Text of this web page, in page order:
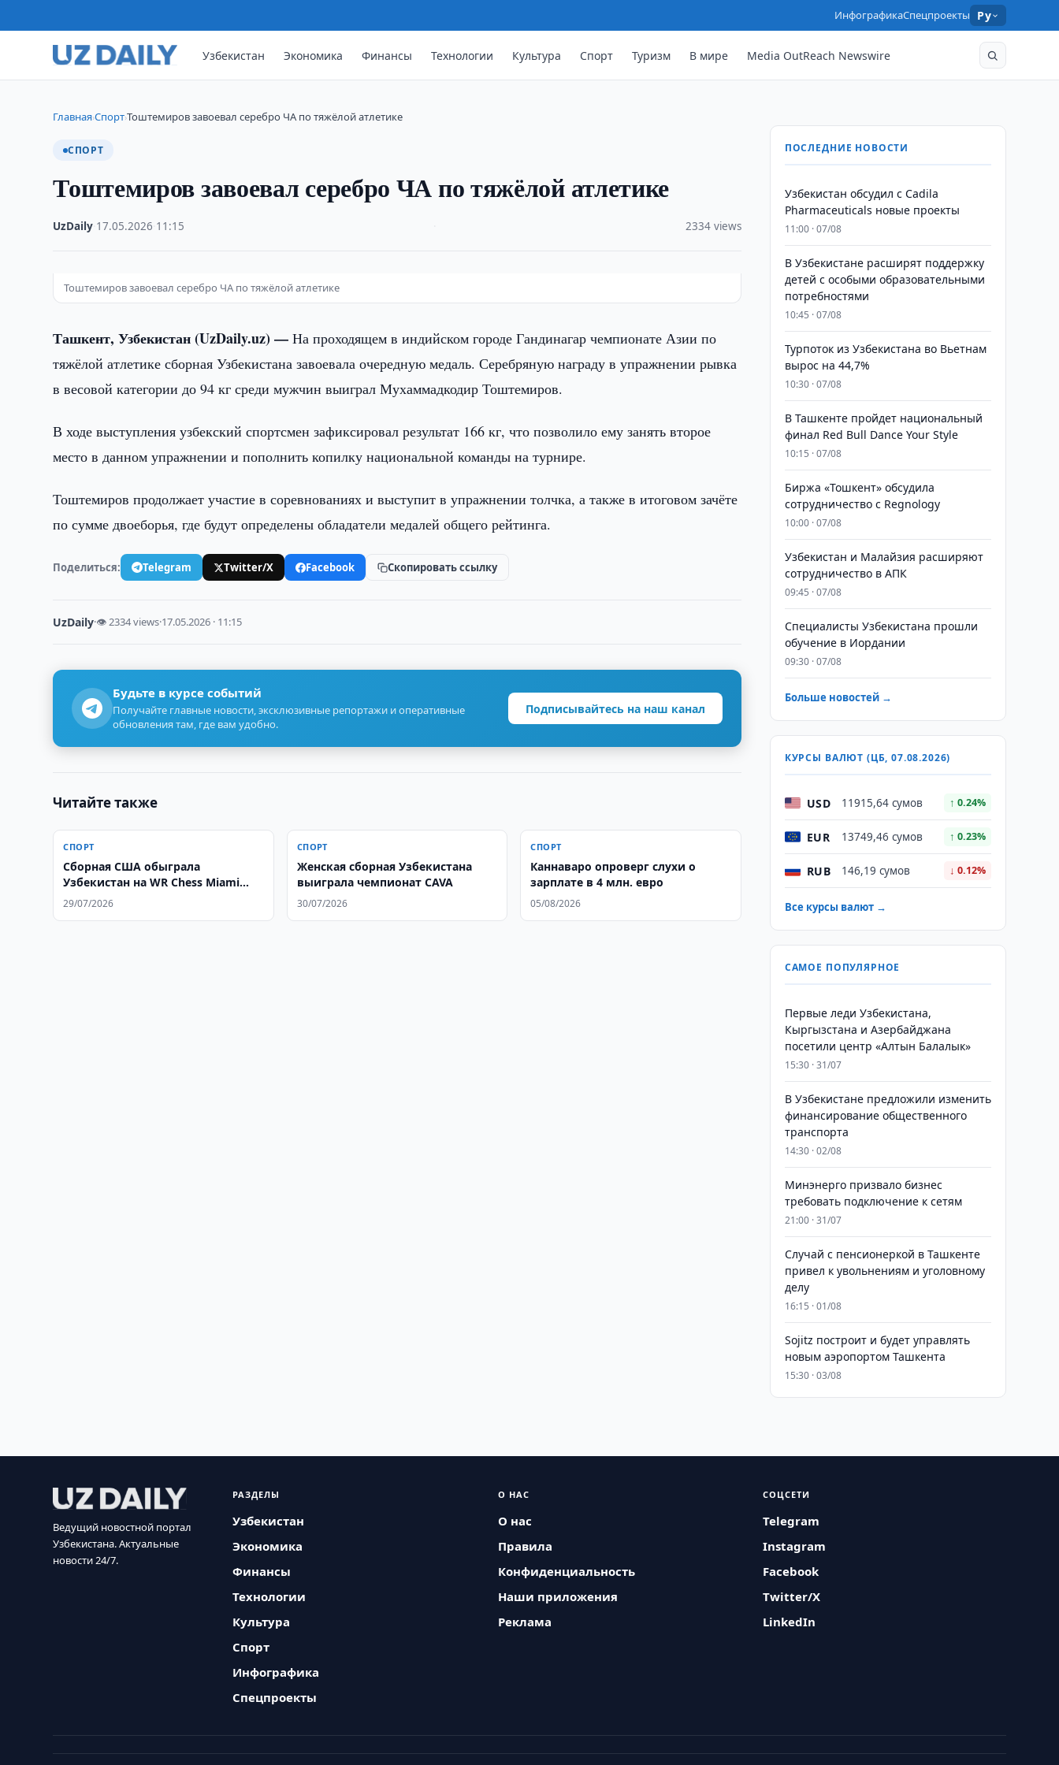
ИнфографикаСпецпроекты Ру
Узбекистан Экономика Финансы Технологии Культура Спорт Туризм В мире Media OutReach Newswire
Главная›Спорт›Тоштемиров завоевал серебро ЧА по тяжёлой атлетике
СПОРТ
Тоштемиров завоевал серебро ЧА по тяжёлой атлетике
UzDaily 17.05.2026 11:15 2334 views
Тоштемиров завоевал серебро ЧА по тяжёлой атлетике
Ташкент, Узбекистан (UzDaily.uz) —На проходящем в индийском городе Гандинагар чемпионате Азии по
тяжёлой атлетике сборная Узбекистана завоевала очередную медаль. Серебряную награду в упражнении рывка
в весовой категории до 94 кг среди мужчин выиграл Мухаммадкодир Тоштемиров.
В ходе выступления узбекский спортсмен зафиксировал результат 166 кг, что позволило ему занять второе
место в данном упражнении и пополнить копилку национальной команды на турнире.
Тоштемиров продолжает участие в соревнованиях и выступит в упражнении толчка, а также в итоговом зачёте
по сумме двоеборья, где будут определены обладатели медалей общего рейтинга.
Поделиться: Telegram Twitter/X Facebook Скопировать ссылку
UzDaily·👁 2334 views·17.05.2026 · 11:15
Будьте в курсе событий
Получайте главные новости, эксклюзивные репортажи и оперативные
обновления там, где вам удобно.
Подписывайтесь на наш канал
Читайте также
СПОРТ
Сборная США обыграла
Узбекистан на WR Chess Miami
2026
29/07/2026
СПОРТ
Женская сборная Узбекистана
выиграла чемпионат CAVA
30/07/2026
СПОРТ
Каннаваро опроверг слухи о
зарплате в 4 млн. евро
05/08/2026
ПОСЛЕДНИЕ НОВОСТИ
Узбекистан обсудил с Cadila
Pharmaceuticals новые проекты
11:00 · 07/08
В Узбекистане расширят поддержку
детей с особыми образовательными
потребностями
10:45 · 07/08
Турпоток из Узбекистана во Вьетнам
вырос на 44,7%
10:30 · 07/08
В Ташкенте пройдет национальный
финал Red Bull Dance Your Style
10:15 · 07/08
Биржа «Тошкент» обсудила
сотрудничество с Regnology
10:00 · 07/08
Узбекистан и Малайзия расширяют
сотрудничество в АПК
09:45 · 07/08
Специалисты Узбекистана прошли
обучение в Иордании
09:30 · 07/08
Больше новостей →
КУРСЫ ВАЛЮТ (ЦБ, 07.08.2026)
USD 11915,64 сумов ↑ 0.24%
EUR 13749,46 сумов ↑ 0.23%
RUB 146,19 сумов ↓ 0.12%
Все курсы валют →
САМОЕ ПОПУЛЯРНОЕ
Первые леди Узбекистана,
Кыргызстана и Азербайджана
посетили центр «Алтын Балалык»
15:30 · 31/07
В Узбекистане предложили изменить
финансирование общественного
транспорта
14:30 · 02/08
Минэнерго призвало бизнес
требовать подключение к сетям
21:00 · 31/07
Случай с пенсионеркой в Ташкенте
привел к увольнениям и уголовному
делу
16:15 · 01/08
Sojitz построит и будет управлять
новым аэропортом Ташкента
15:30 · 03/08
Ведущий новостной портал
Узбекистана. Актуальные
новости 24/7.
РАЗДЕЛЫ
Узбекистан
Экономика
Финансы
Технологии
Культура
Спорт
Инфографика
Спецпроекты
О НАС
О нас
Правила
Конфиденциальность
Наши приложения
Реклама
СОЦСЕТИ
Telegram
Instagram
Facebook
Twitter/X
LinkedIn